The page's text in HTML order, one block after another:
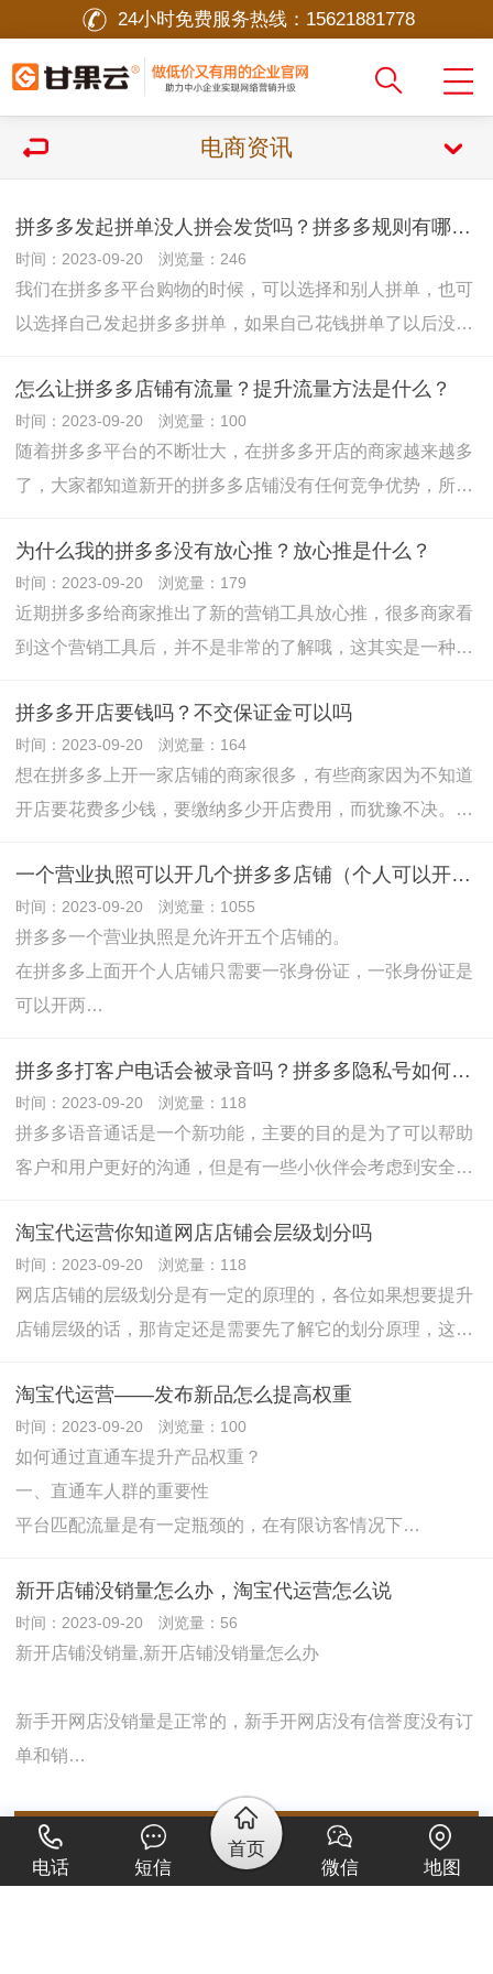
24小时免费服务热线： 15621881778
电商资讯
拼多多发起拼单没人拼会发货吗？拼多多规则有哪些？
时间：2023-09-20 浏览量：246
我们在拼多多平台购物的时候，可以选择和别人拼单，也可
以选择自己发起拼多多拼单，如果自己花钱拼单了以后没…
怎么让拼多多店铺有流量？提升流量方法是什么？
时间：2023-09-20 浏览量：100
随着拼多多平台的不断壮大，在拼多多开店的商家越来越多
了，大家都知道新开的拼多多店铺没有任何竞争优势，所…
为什么我的拼多多没有放心推？放心推是什么？
时间：2023-09-20 浏览量：179
近期拼多多给商家推出了新的营销工具放心推，很多商家看
到这个营销工具后，并不是非常的了解哦，这其实是一种…
拼多多开店要钱吗？不交保证金可以吗
时间：2023-09-20 浏览量：164
想在拼多多上开一家店铺的商家很多，有些商家因为不知道
开店要花费多少钱，要缴纳多少开店费用，而犹豫不决。…
一个营业执照可以开几个拼多多店铺（个人可以开几个拼多多店）
时间：2023-09-20 浏览量：1055
拼多多一个营业执照是允许开五个店铺的。
在拼多多上面开个人店铺只需要一张身份证，一张身份证是
可以开两…
拼多多打客户电话会被录音吗？拼多多隐私号如何打电话？
时间：2023-09-20 浏览量：118
拼多多语音通话是一个新功能，主要的目的是为了可以帮助
客户和用户更好的沟通，但是有一些小伙伴会考虑到安全…
淘宝代运营你知道网店店铺会层级划分吗
时间：2023-09-20 浏览量：118
网店店铺的层级划分是有一定的原理的，各位如果想要提升
店铺层级的话，那肯定还是需要先了解它的划分原理，这…
淘宝代运营——发布新品怎么提高权重
时间：2023-09-20 浏览量：100
如何通过直通车提升产品权重？
一、直通车人群的重要性
平台匹配流量是有一定瓶颈的，在有限访客情况下…
新开店铺没销量怎么办，淘宝代运营怎么说
时间：2023-09-20 浏览量：56
新开店铺没销量,新开店铺没销量怎么办
新手开网店没销量是正常的，新手开网店没有信誉度没有订
单和销…
已显示全部内容
电话 短信
首页
微信
地图